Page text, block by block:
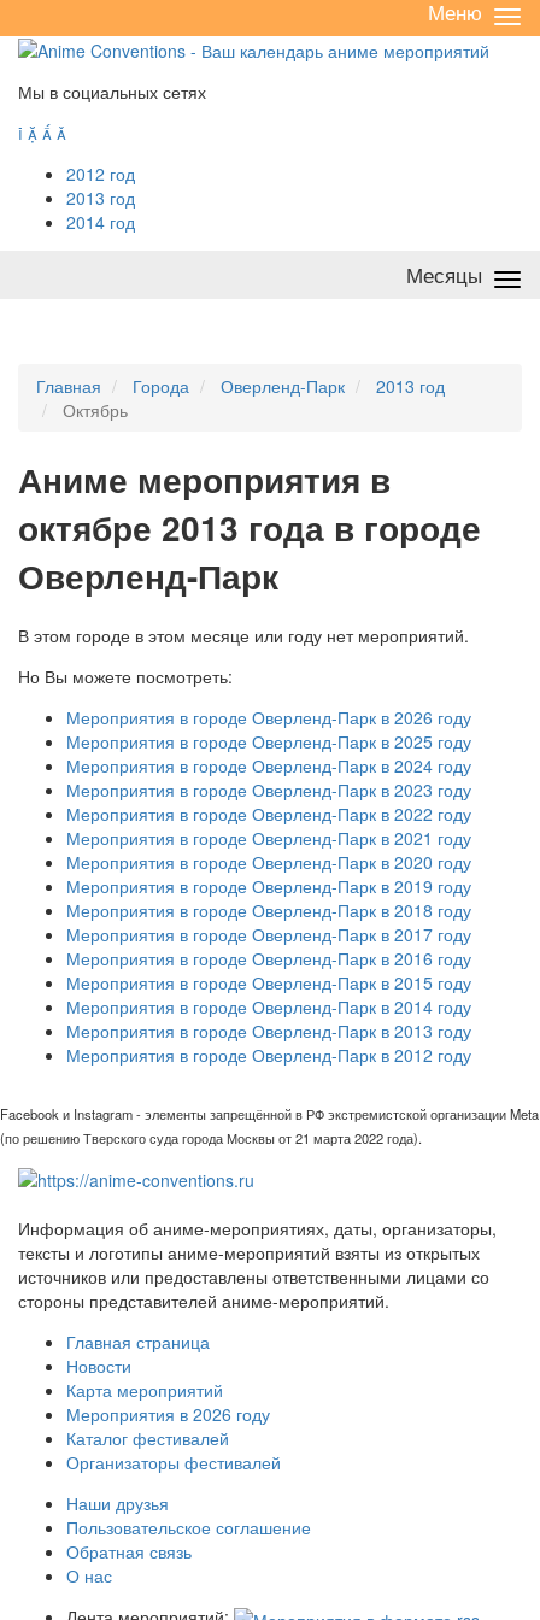
/
Меню
Мы в социальных сетях
   
2012 год
2013 год
2014 год
Месяцы
Главная Города Оверленд-Парк
2013 год
Октябрь
Аниме мероприятия в
октябре 2013 года в городе
Оверленд-Парк
В этом городе в этом месяце или году нет мероприятий.
Но Вы можете посмотреть:
Мероприятия в городе Оверленд-Парк в 2026 году
Мероприятия в городе Оверленд-Парк в 2025 году
Мероприятия в городе Оверленд-Парк в 2024 году
Мероприятия в городе Оверленд-Парк в 2023 году
Мероприятия в городе Оверленд-Парк в 2022 году
Мероприятия в городе Оверленд-Парк в 2021 году
Мероприятия в городе Оверленд-Парк в 2020 году
Мероприятия в городе Оверленд-Парк в 2019 году
Мероприятия в городе Оверленд-Парк в 2018 году
Мероприятия в городе Оверленд-Парк в 2017 году
Мероприятия в городе Оверленд-Парк в 2016 году
Мероприятия в городе Оверленд-Парк в 2015 году
Мероприятия в городе Оверленд-Парк в 2014 году
Мероприятия в городе Оверленд-Парк в 2013 году
Мероприятия в городе Оверленд-Парк в 2012 году
Facebook и Instagram - элементы запрещённой в РФ экстремистской организации Meta
(по решению Тверского суда города Москвы от 21 марта 2022 года).
Информация об аниме-мероприятиях, даты, организаторы,
тексты и логотипы аниме-мероприятий взяты из открытых
источников или предоставлены ответственными лицами со
стороны представителей аниме-мероприятий.
Главная страница
Новости
Карта мероприятий
Мероприятия в 2026 году
Каталог фестивалей
Организаторы фестивалей
Наши друзья
Пользовательское соглашение
Обратная связь
О нас